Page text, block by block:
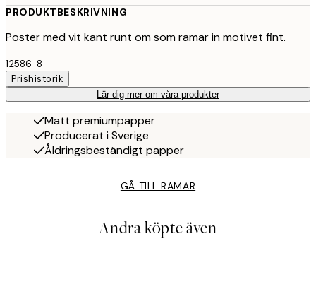
PRODUKTBESKRIVNING
Poster med vit kant runt om som ramar in motivet fint.
12586-8
Prishistorik
Lär dig mer om våra produkter
Matt premiumpapper
Producerat i Sverige
Åldringsbeständigt papper
GÅ TILL RAMAR
Andra köpte även